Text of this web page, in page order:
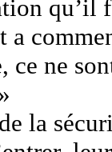
a
ce ne
la